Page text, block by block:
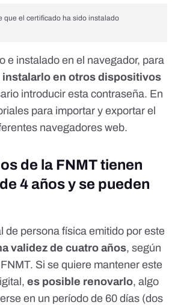
que el certificado ha sido instalado
e instalado en el navegador, para
en otros dispositivos
introducir esta contraseña. En
para importar y exportar el
navegadores web.
de la FNMT tienen
4 años y se pueden
de persona física emitido por este
validez de cuatro años, según
. Si se quiere mantener este
es posible renovarlo, algo
en un período de 60 días (dos